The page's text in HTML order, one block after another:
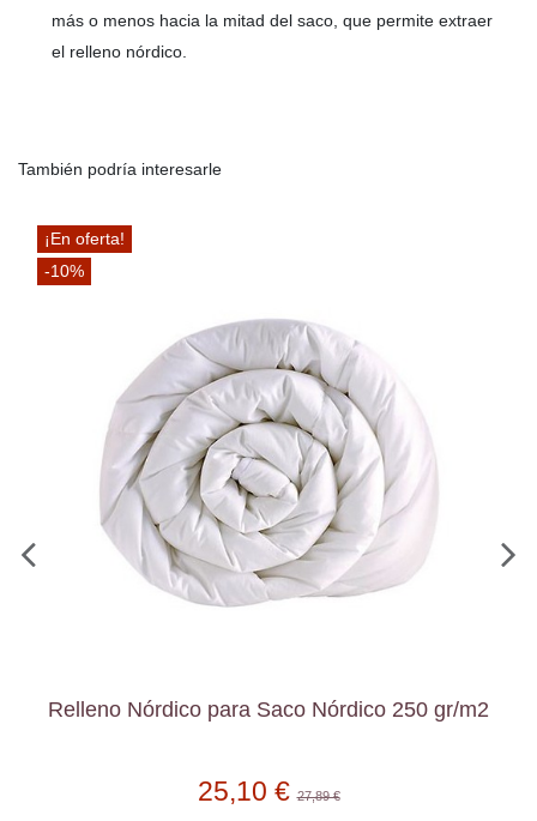
más o menos hacia la mitad del saco, que permite extraer
el relleno nórdico.
También podría interesarle
¡En oferta!
-10%
Relleno Nórdico para Saco Nórdico 250 gr/m2
25,10 €27,89 €